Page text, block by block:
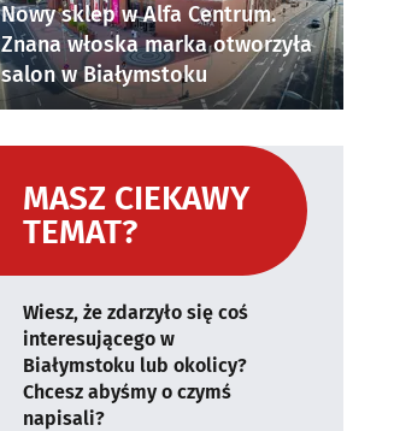
Nowy sklep w Alfa Centrum.
Znana włoska marka otworzyła
salon w Białymstoku
MASZ CIEKAWY
TEMAT?
Wiesz, że zdarzyło się coś
interesującego w
Białymstoku lub okolicy?
Chcesz abyśmy o czymś
napisali?